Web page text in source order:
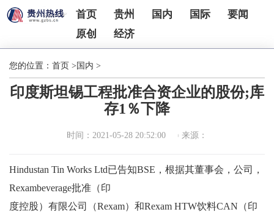
首页 贵州 国内 国际
要闻
原创
经济
您的位置： 首页 > 国内 >
印度斯坦锡工程批准合资企业的股份;库
存1％下降
时间：2021-05-28 20:52:00 来源：
Hindustan Tin Works Ltd已告知BSE，根据其董事会，公司，
Rexambeverage批准（印
度控股）有限公司（Rexam）和Rexam HTW饮料CAN（印